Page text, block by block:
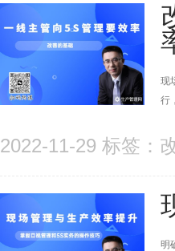
现
行
2022-11-29 标签：
明